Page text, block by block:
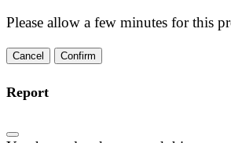
Please allow a few minutes for this
Confirm
Report